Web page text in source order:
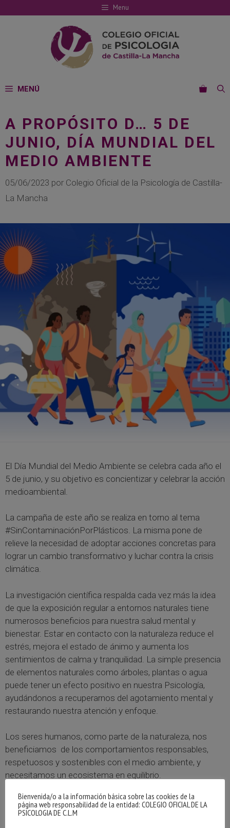
al
Menu
MENÚ
A PROPÓSITO D… 5 DE
JUNIO, DÍA MUNDIAL DEL
MEDIO AMBIENTE
05/06/2023 por Colegio Oficial de la Psicología de Castilla-
La Mancha
El Día Mundial del Medio Ambiente se celebra cada año el
5 de junio, y su objetivo es concientizar y celebrar la acción
medioambiental.
La campaña de este año se realiza en torno al tema
#SinContaminaciónPorPlásticos. La misma pone de
relieve la necesidad de adoptar acciones concretas para
lograr un cambio transformativo y luchar contra la crisis
climática.
La investigación científica respalda cada vez más la idea
de que la exposición regular a entornos naturales tiene
numerosos beneficios para nuestra salud mental y
bienestar. Estar en contacto con la naturaleza reduce el
estrés, mejora el estado de ánimo y aumenta los
sentimientos de calma y tranquilidad. La simple presencia
de elementos naturales como árboles, plantas o agua
puede tener un efecto positivo en nuestra Psicología,
ayudándonos a recuperarnos del agotamiento mental y
restaurando nuestra atención y enfoque.
Los seres humanos, como parte de la naturaleza, nos
beneficiamos de los comportamientos responsables,
respetuosos y sostenibles con el medio ambiente, y
necesitamos un ecosistema en equilibrio.
Uno de los campos de la Psicología es la denominada
Psicología Ambiental, que se ocupa de analizar, tanto los
Bienvenida/o a la información básica sobre las cookies de la
página web responsabilidad de la entidad: COLEGIO OFICIAL DE LA
PSICOLOGIA DE C.L.M